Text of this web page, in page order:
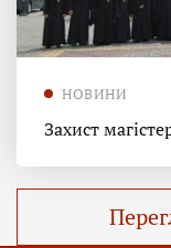
НОВИНИ
Захист